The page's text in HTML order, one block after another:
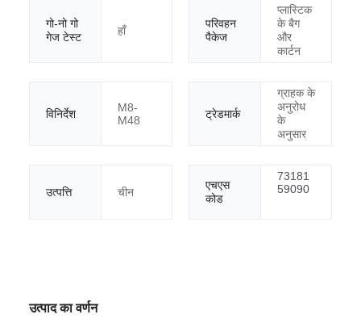
गो-नो गो
गेज टेस्ट
हाँ
परिवहन
पैकेज
प्लास्टिक
के बैग
और
कार्टन
विनिर्देश
M8-
M48
ट्रेडमार्क
ग्राहक के
अनुरोध
के
अनुसार
उत्पत्ति चीन
एचएस
कोड
73181
59090
उत्पाद का वर्णन